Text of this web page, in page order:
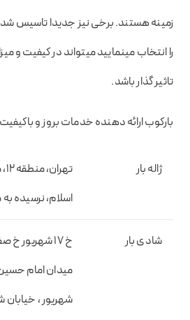
زمینه هستند. برخی نیز جدیدا تاسیس
را انتخاب مینمایید میتواند در کیفیت و
تاثیر گذار باشد.
بارکوب ارائه دهنده خدمات بروز و
ژاله بار
اسلام، نرسیده به
شادی بار
میدان امام
شهریور ، خیابان